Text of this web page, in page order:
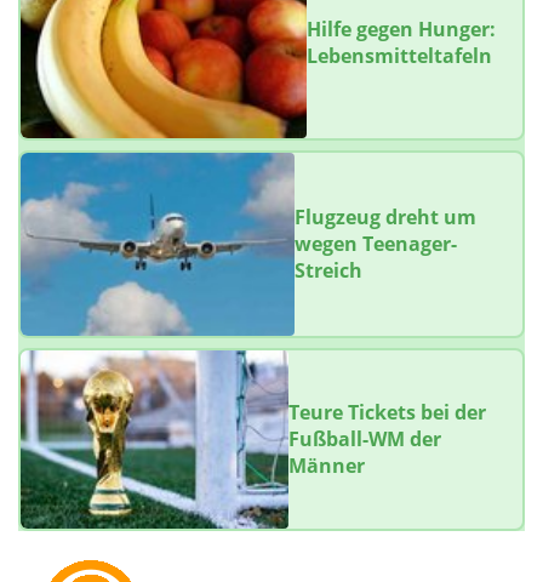
Hilfe gegen Hunger:
Lebensmitteltafeln
Flugzeug dreht um
wegen Teenager-
Streich
Teure Tickets bei der
Fußball-WM der
Männer